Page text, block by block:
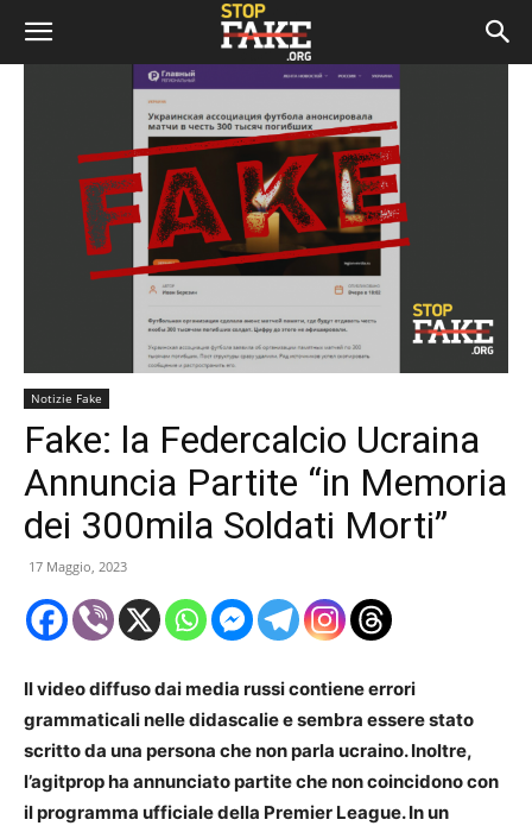
Notizie Fake
Fake: la Federcalcio Ucraina
Annuncia Partite “in Memoria
dei 300mila Soldati Morti”
17 Maggio, 2023
Il video diffuso dai media russi contiene errori
grammaticali nelle didascalie e sembra essere stato
scritto da una persona che non parla ucraino. Inoltre,
l’agitprop ha annunciato partite che non coincidono con
il programma ufficiale della Premier League. In un